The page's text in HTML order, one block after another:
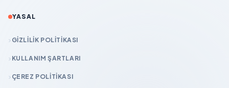
YASAL
GIZLILIK POLITIKASI
KULLANIM ŞARTLARI
ÇEREZ POLITIKASI